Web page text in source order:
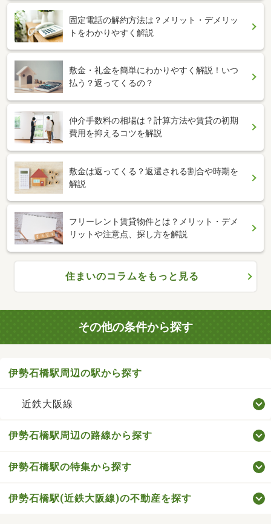
固定電話の解約方法は？メリット・デメリッ
トをわかりやすく解説
敷金・礼金を簡単にわかりやすく解説！いつ
払う？返ってくるの？
仲介手数料の相場は？計算方法や賃貸の初期
費用を抑えるコツを解説
敷金は返ってくる？返還される割合や時期を
解説
フリーレント賃貸物件とは？メリット・デメ
リットや注意点、探し方を解説
住まいのコラムをもっと見る
その他の条件から探す
伊勢石橋駅周辺の駅から探す
近鉄大阪線
伊勢石橋駅周辺の路線から探す
伊勢石橋駅の特集から探す
伊勢石橋駅(近鉄大阪線)の不動産を探す